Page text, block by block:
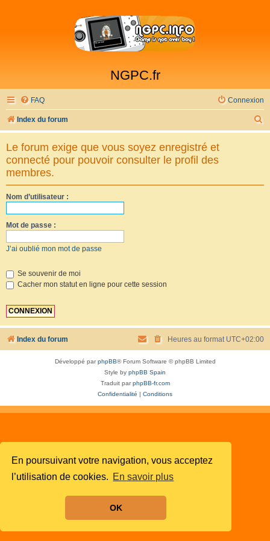
En poursuivant votre navigation, vous acceptez
l’utilisation de cookies. En savoir plus
OK
NGPC.fr
FAQ Connexion
Index du forum
e
Le forum exige que vous soyez enregistré et
connecté pour pouvoir consulter le profil des
membres.
Nom d’utilisateur :
Mot de passe :
J’ai oublié mon mot de passe
Se souvenir de moi
Cacher mon statut en ligne pour cette session
Index du forum Heures au format UTC+02:00
Développé parphpBB® Forum Software © phpBB Limited
Style by phpBB Spain
Traduit parphpBB-fr.com
Confidentialité
Conditions